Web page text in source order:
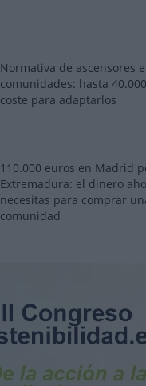
Normativa de ascensores
comunidades: hasta
coste para adaptarlos
110.000 euros en Madrid
Extremadura: el dinero
necesitas para comprar
comunidad